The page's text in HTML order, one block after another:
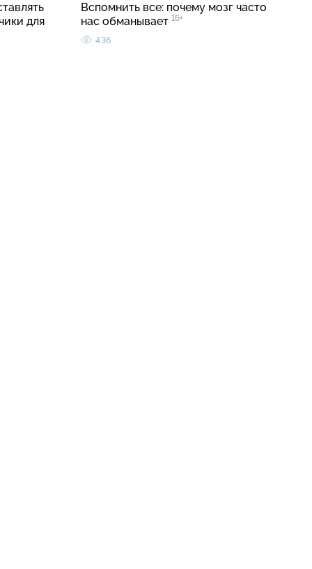
для
Вспомнить все: почему мозг часто
нас обманывает 16+
436